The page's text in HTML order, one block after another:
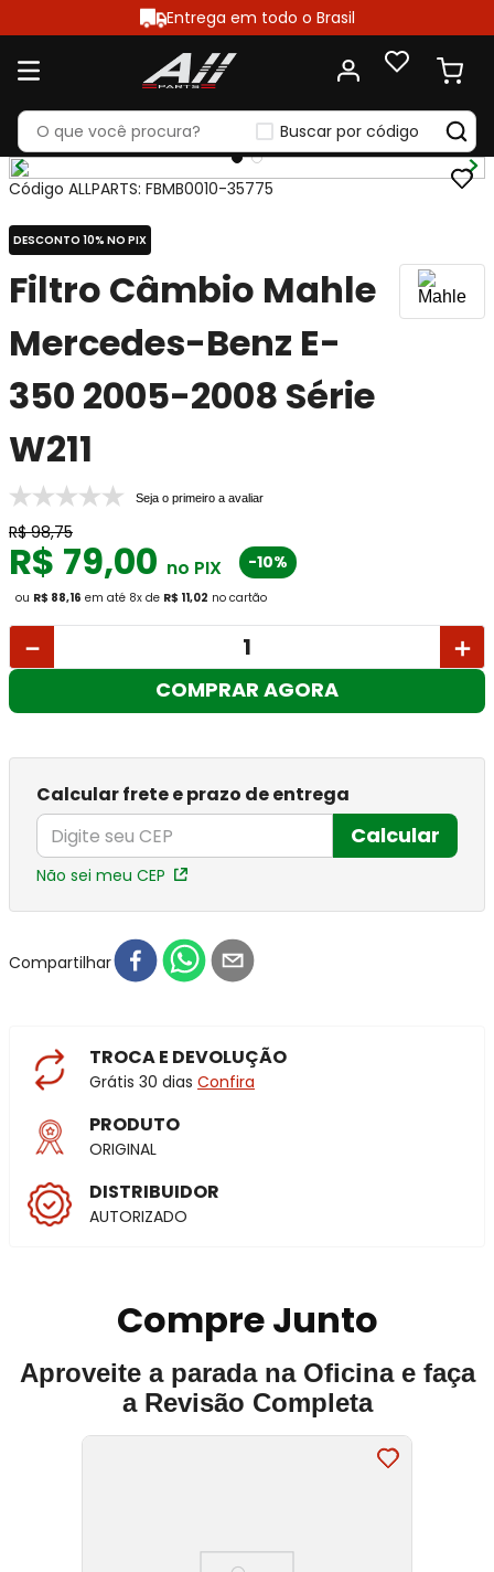
Entrega em todo o Brasil
Buscar por código
Código ALLPARTS: FBMB0010-35775
DESCONTO 10% NO PIX
Filtro Câmbio Mahle
Mercedes-Benz E-
350 2005-2008 Série
W211
Seja o primeiro a avaliar
R$ 98,75
R$ 79,00 no PIX -10%
ou R$ 88,16 em até 8x de R$ 11,02 no cartão
＋
－
COMPRAR AGORA
Calcular frete e prazo de entrega
Calcular
Não sei meu CEP
Compartilhar
TROCA E DEVOLUÇÃO
Grátis 30 dias Confira
PRODUTO
ORIGINAL
DISTRIBUIDOR
AUTORIZADO
Compre Junto
Aproveite a parada na Oficina e faça
a Revisão Completa